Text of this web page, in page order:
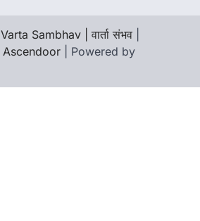
Varta Sambhav | वार्ता संभव
Ascendoor | Powered by